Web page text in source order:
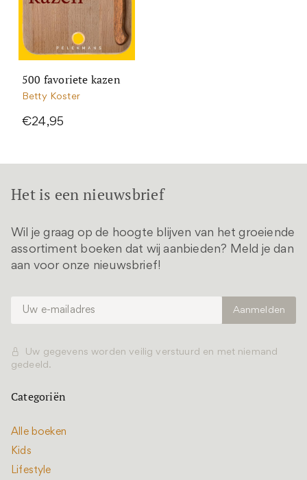
500 favoriete kazen
Betty Koster
€24,95
Het is een nieuwsbrief
Wil je graag op de hoogte blijven van het groeiende
assortiment boeken dat wij aanbieden? Meld je dan
aan voor onze nieuwsbrief!
Uw gegevens worden veilig verstuurd en met niemand
gedeeld.
Categoriën
Alle boeken
Kids
Lifestyle